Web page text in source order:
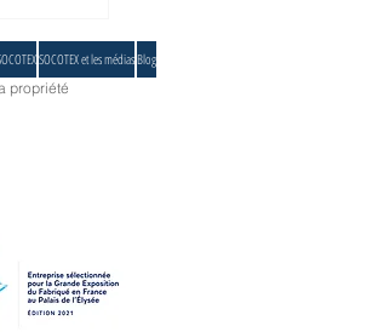
SOCOTEX et les médiasBlog
propriété